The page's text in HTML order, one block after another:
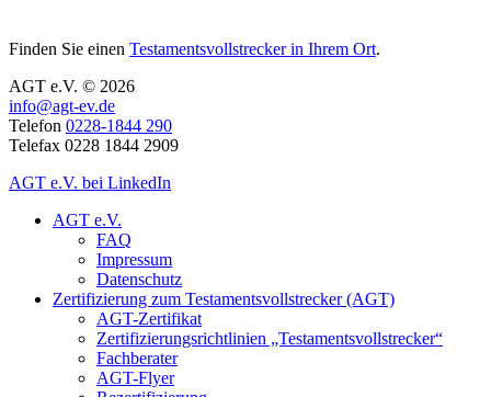
Finden Sie einen Testamentsvollstrecker in Ihrem Ort.
AGT e.V. © 2026
info@agt-ev.de
Telefon 0228-1844 290
Telefax 0228 1844 2909
AGT e.V. bei LinkedIn
AGT e.V.
FAQ
Impressum
Datenschutz
Zertifizierung zum Testamentsvollstrecker (AGT)
AGT-Zertifikat
Zertifizierungsrichtlinien „Testamentsvollstrecker“
Fachberater
AGT-Flyer